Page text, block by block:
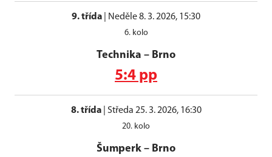
9. třída Neděle 8. 3. 2026, 15:30
6. kolo
Technika – Brno
5:4 pp
8. třída| Středa 25. 3. 2026, 16:30
20. kolo
Šumperk – Brno